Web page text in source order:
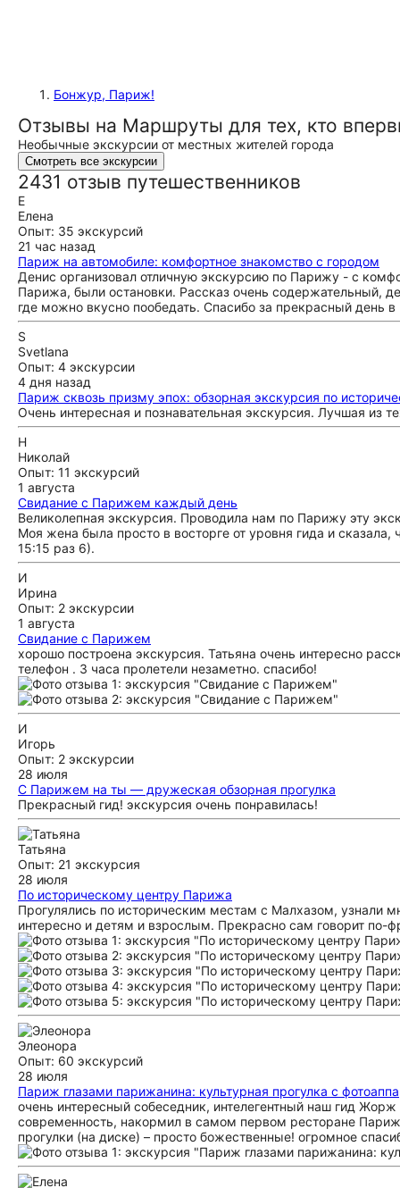
Бонжур, Париж!
Отзывы на Маршруты для тех, кто
Необычные экскурсии от местных жителей города
Смотреть все экскурсии
2431 отзыв путешественников
Е
Елена
Опыт: 35 экскурсий
21 час назад
Париж на автомобиле: комфортное знакомство с городом
Денис организовал отличную экскурсию по Парижу - с
Парижа, были остановки. Рассказ очень содержательный,
где можно вкусно пообедать. Спасибо за прекрасный день
S
Svetlana
Опыт: 4 экскурсии
4 дня назад
Париж сквозь призму эпох: обзорная экскурсия по
Очень интересная и познавательная экскурсия. Лучшая из
Н
Николай
Опыт: 11 экскурсий
1 августа
Свидание с Парижем каждый день
Великолепная экскурсия. Проводила нам по Парижу эту
Моя жена была просто в восторге от уровня гида и
15:15 раз 6).
И
Ирина
Опыт: 2 экскурсии
1 августа
Свидание с Парижем
хорошо построена экскурсия. Татьяна очень интересно
телефон . 3 часа пролетели незаметно. спасибо!
И
Игорь
Опыт: 2 экскурсии
28 июля
С Парижем на ты — дружеская обзорная прогулка
Прекрасный гид! экскурсия очень понравилась!
Татьяна
Опыт: 21 экскурсия
28 июля
По историческому центру Парижа
Прогулялись по историческим местам с Малхазом, узнали
интересно и детям и взрослым. Прекрасно сам говорит по-
Элеонора
Опыт: 60 экскурсий
28 июля
Париж глазами парижанина: культурная прогулка с
очень интересный собеседник, интелегентный наш гид
современность, накормил в самом первом ресторане
прогулки (на диске) – просто божественные! огромное